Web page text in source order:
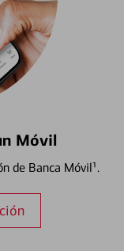
Móvil
de Banca Móvil¹.